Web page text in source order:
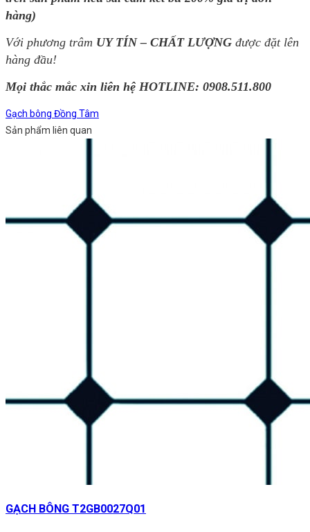
hàng)
Với phương trâm UY TÍN – CHẤT LƯỢNG được đặt lên
hàng đầu!
Mọi thắc mắc xin liên hệ HOTLINE: 0908.511.800
Gạch bông Đồng Tâm
Sản phẩm liên quan
GẠCH BÔNG T2GB0027Q01